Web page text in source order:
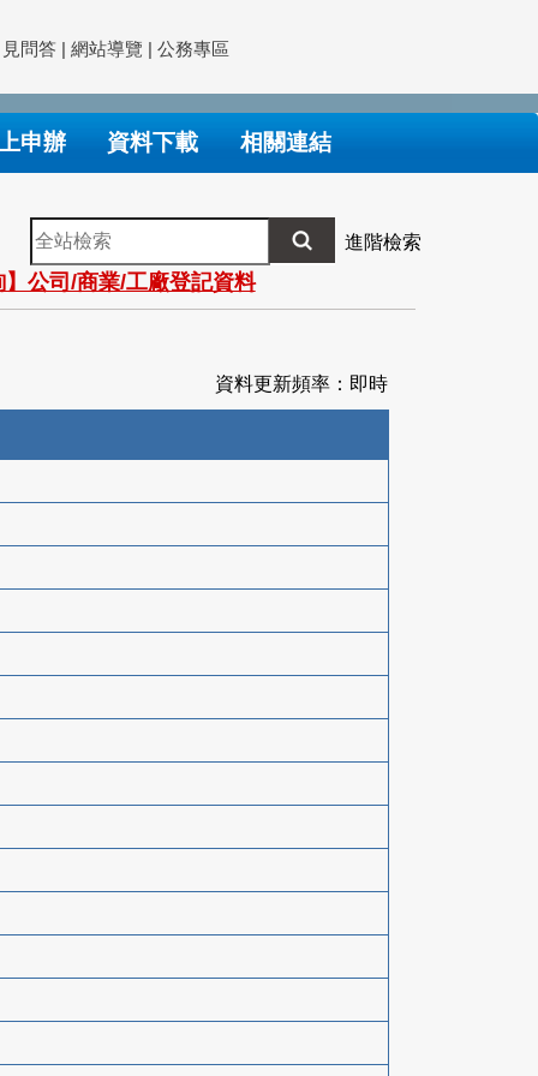
問答 | 網站導覽 | 公務專區
申辦 資料下載 相關連結
全
站
檢
索
進階檢索
公司/商業/工廠登記資料
資料更新頻率：即時